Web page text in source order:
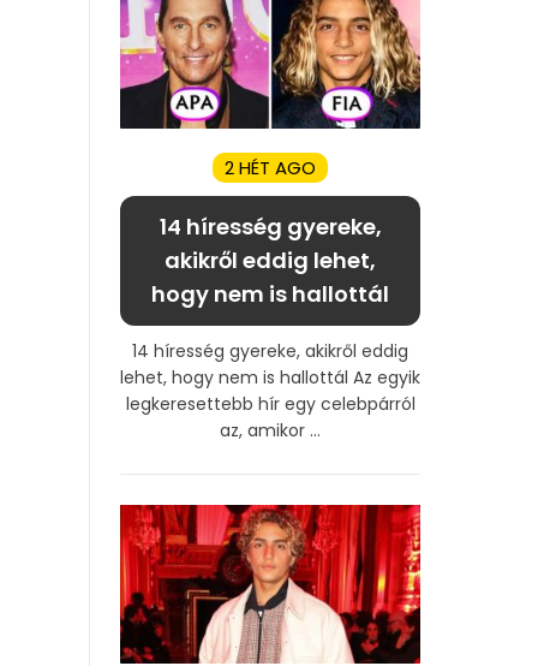
2 HÉT AGO
14 híresség gyereke,
akikről eddig lehet,
hogy nem is hallottál
14 híresség gyereke, akikről eddig
lehet, hogy nem is hallottál Az egyik
legkeresettebb hír egy celebpárról
az, amikor ...